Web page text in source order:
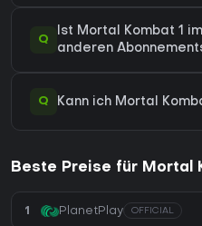
Q
Ist Mortal Kombat 1
anderen
Q Kann ich Mortal
Beste Preise für Mortal
1 PlanetPlay OFFICIAL